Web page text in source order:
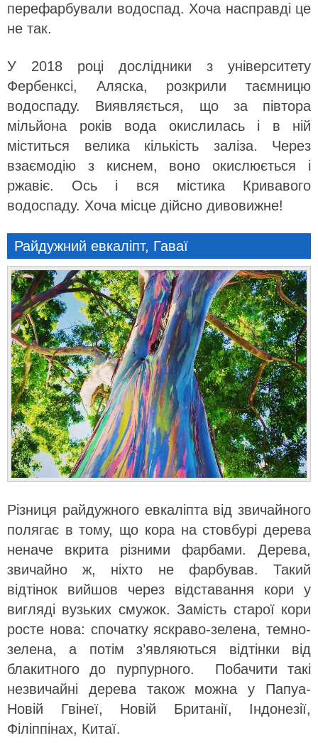
перефарбували водоспад. Хоча насправді це
не так.
У 2018 році дослідники з університету
Фербенксі, Аляска, розкрили таємницю
водоспаду. Виявляється, що за півтора
мільйона років вода окислилась і в ній
міститься велика кількість заліза. Через
взаємодію з киснем, воно окислюється і
ржавіє. Ось і вся містика Кривавого
водоспаду. Хоча місце дійсно дивовижне!
Райдужний евкаліпт, Гаваї
Різниця райдужного евкаліпта від звичайного
полягає в тому, що кора на стовбурі дерева
неначе вкрита різними фарбами. Дерева,
звичайно ж, ніхто не фарбував. Такий
відтінок вийшов через відставання кори у
вигляді вузьких смужок. Замість старої кори
росте нова: спочатку яскраво-зелена, темно-
зелена, а потім з’являються відтінки від
блакитного до пурпурного. Побачити такі
незвичайні дерева також можна у Папуа-
Новій Гвінеї, Новій Британії, Індонезії,
Філіппінах, Китаї.